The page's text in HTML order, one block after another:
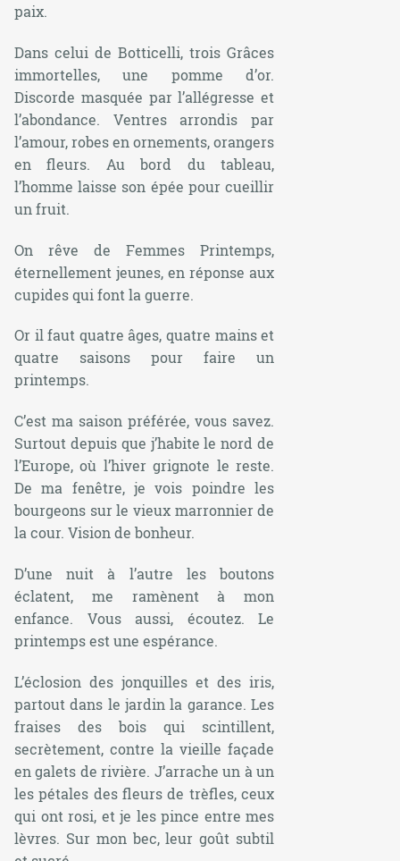
paix.
Dans celui de Botticelli, trois Grâces
immortelles, une pomme d’or.
Discorde masquée par l’allégresse et
l’abondance. Ventres arrondis par
l’amour, robes en ornements, orangers
en fleurs. Au bord du tableau,
l’homme laisse son épée pour cueillir
un fruit.
On rêve de Femmes Printemps,
éternellement jeunes, en réponse aux
cupides qui font la guerre.
Or il faut quatre âges, quatre mains et
quatre saisons pour faire un
printemps.
C’est ma saison préférée, vous savez.
Surtout depuis que j’habite le nord de
l’Europe, où l’hiver grignote le reste.
De ma fenêtre, je vois poindre les
bourgeons sur le vieux marronnier de
la cour. Vision de bonheur.
D’une nuit à l’autre les boutons
éclatent, me ramènent à mon
enfance. Vous aussi, écoutez. Le
printemps est une espérance.
L’éclosion des jonquilles et des iris,
partout dans le jardin la garance. Les
fraises des bois qui scintillent,
secrètement, contre la vieille façade
en galets de rivière. J’arrache un à un
les pétales des fleurs de trèfles, ceux
qui ont rosi, et je les pince entre mes
lèvres. Sur mon bec, leur goût subtil